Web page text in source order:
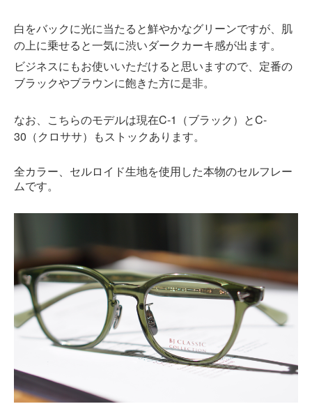
白をバックに光に当たると鮮やかなグリーンですが、肌
の上に乗せると一気に渋いダークカーキ感が出ます。
ビジネスにもお使いいただけると思いますので、定番の
ブラックやブラウンに飽きた方に是非。
なお、こちらのモデルは現在C-1（ブラック）とC-
30（クロササ）もストックあります。
全カラー、セルロイド生地を使用した本物のセルフレー
ムです。